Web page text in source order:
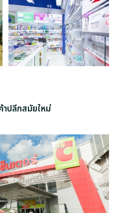
าปลีกสมัยใหม่